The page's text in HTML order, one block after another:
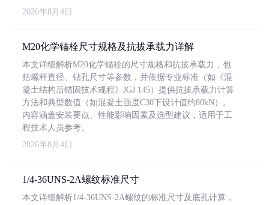
2026年8月4日
M20化学锚栓尺寸规格及抗拔承载力详解
本文详细解析M20化学锚栓的尺寸规格和抗拔承载力，包
括螺杆直径、钻孔尺寸等参数，并依据专业标准（如《混
凝土结构后锚固技术规程》JGJ 145）提供抗拔承载力计算
方法和典型数值（如混凝土强度C30下设计值约80kN）。
内容涵盖安装要点、性能影响因素及选型建议，适用于工
程技术人员参考。
2026年8月4日
1/4-36UNS-2A螺纹标准尺寸
本文详细解析1/4-36UNS-2A螺纹的标准尺寸及底孔计算，